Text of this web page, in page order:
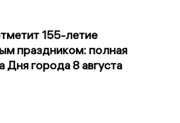
155-летие
праздником: полная
Дня города 8 августа